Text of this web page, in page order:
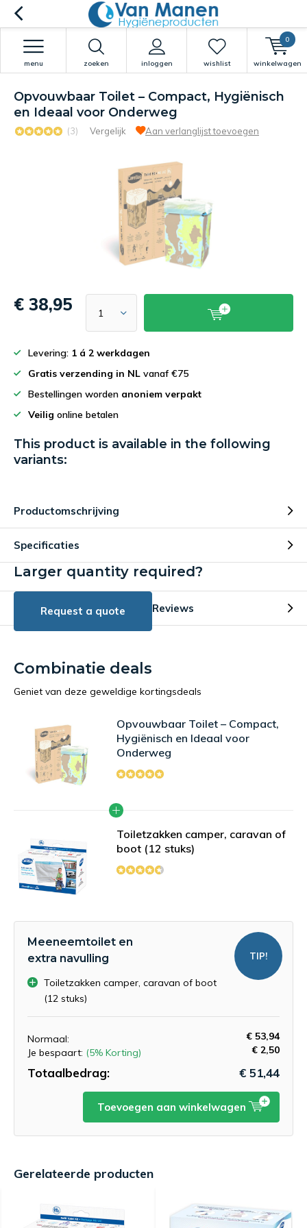
zoeken inloggen
menu wishlist winkelwagen
0
Opvouwbaar Toilet – Compact, Hygiënisch
en Ideaal voor Onderweg
(3) Vergelijk Aan verlanglijst toevoegen
€ 38,95
Levering: 1 á 2 werkdagen
Gratis verzending in NL vanaf €75
Bestellingen worden anoniem verpakt
Veilig online betalen
This product is available in the following
variants:
Productomschrijving
Specificaties
Larger quantity required?
Request a quote Reviews
Combinatie deals
Geniet van deze geweldige kortingsdeals
Opvouwbaar Toilet – Compact,
Hygiënisch en Ideaal voor
Onderweg
Toiletzakken camper, caravan of
boot (12 stuks)
Meeneemtoilet en
extra navulling
Toiletzakken camper, caravan of boot
(12 stuks)
Normaal:
€ 53,94
Je bespaart: (5% Korting) € 2,50
Totaalbedrag: € 51,44
TIP!
Toevoegen aan winkelwagen
Gerelateerde producten